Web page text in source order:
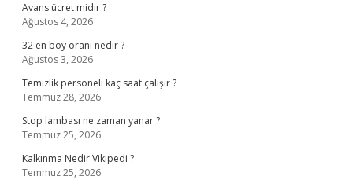
Avans ücret midir ?
Ağustos 4, 2026
32 en boy oranı nedir ?
Ağustos 3, 2026
Temizlik personeli kaç saat çalışır ?
Temmuz 28, 2026
Stop lambası ne zaman yanar ?
Temmuz 25, 2026
Kalkınma Nedir Vikipedi ?
Temmuz 25, 2026